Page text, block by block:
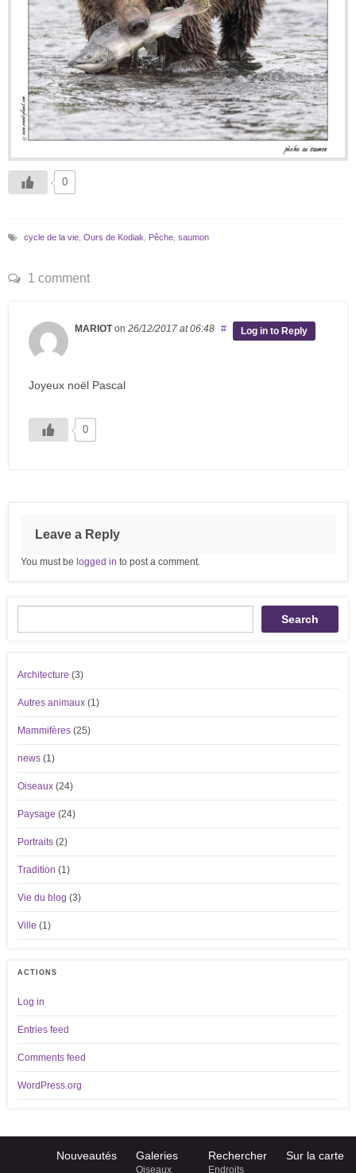
0
cycle de la vie Ours de Kodiak Pêche saumon
1 comment
MARIOTon 26/12/2017 at 06:48 # Log in to Reply
Joyeux noël Pascal
0
Leave a Reply
You must be logged in to post a comment.
Search
Architecture (3)
Autres animaux (1)
Mammifères (25)
news (1)
Oiseaux (24)
Paysage (24)
Portraits (2)
Tradition (1)
Vie du blog (3)
Ville (1)
ACTIONS
Log in
Entries feed
Comments feed
WordPress.org
Nouveautés Galeries
Oiseaux
Rechercher
Endroits
Sur la carte